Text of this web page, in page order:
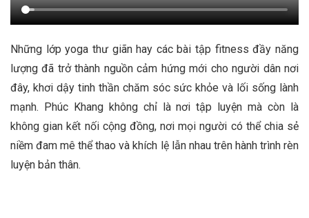
Những lớp yoga thư giãn hay các bài tập fitness đầy năng
lượng đã trở thành nguồn cảm hứng mới cho người dân nơi
đây, khơi dậy tinh thần chăm sóc sức khỏe và lối sống lành
mạnh. Phúc Khang không chỉ là nơi tập luyện mà còn là
không gian kết nối cộng đồng, nơi mọi người có thể chia sẻ
niềm đam mê thể thao và khích lệ lẫn nhau trên hành trình rèn
luyện bản thân.